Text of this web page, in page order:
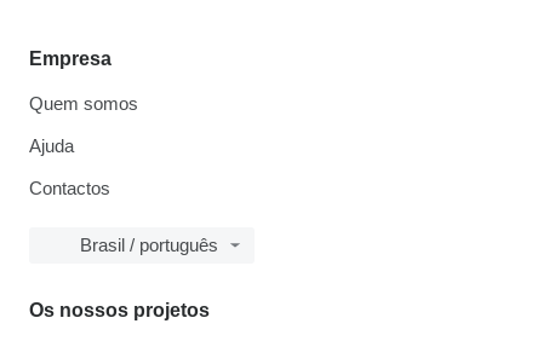
Empresa
Quem somos
Ajuda
Contactos
Brasil / português
Os nossos projetos